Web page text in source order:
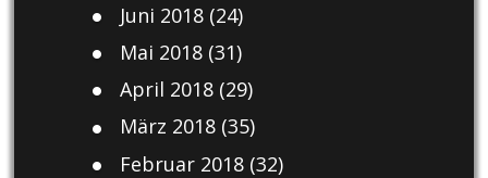
Juni 2018(24)
Mai 2018(31)
April 2018(29)
März 2018(35)
Februar 2018(32)